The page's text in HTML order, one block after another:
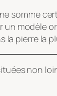
somme
modèle
la pierre la
non